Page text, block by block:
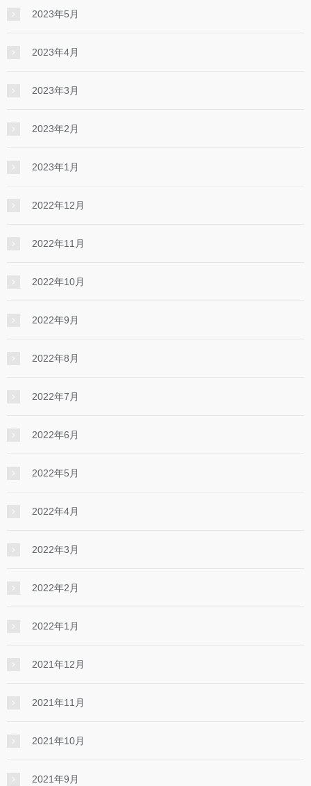
2023年5月
2023年4月
2023年3月
2023年2月
2023年1月
2022年12月
2022年11月
2022年10月
2022年9月
2022年8月
2022年7月
2022年6月
2022年5月
2022年4月
2022年3月
2022年2月
2022年1月
2021年12月
2021年11月
2021年10月
2021年9月